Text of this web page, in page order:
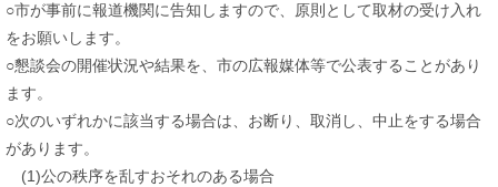
○市が事前に報道機関に告知しますので、原則として取材の受け入れ
をお願いします。
○懇談会の開催状況や結果を、市の広報媒体等で公表することがあり
ます。
○次のいずれかに該当する場合は、お断り、取消し、中止をする場合
があります。
(1)公の秩序を乱すおそれのある場合